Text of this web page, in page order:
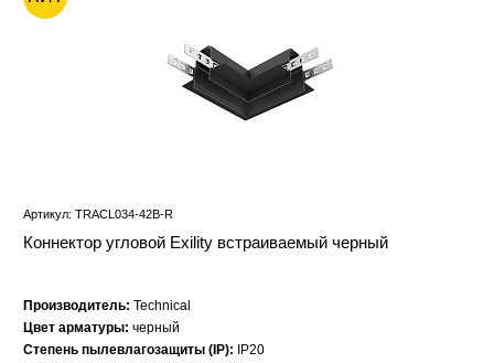
Артикул: TRACL034-42B-R
Коннектор угловой Exility встраиваемый черный
Производитель: Technical
Цвет арматуры: черный
Степень пылевлагозащиты (IP):
IP20